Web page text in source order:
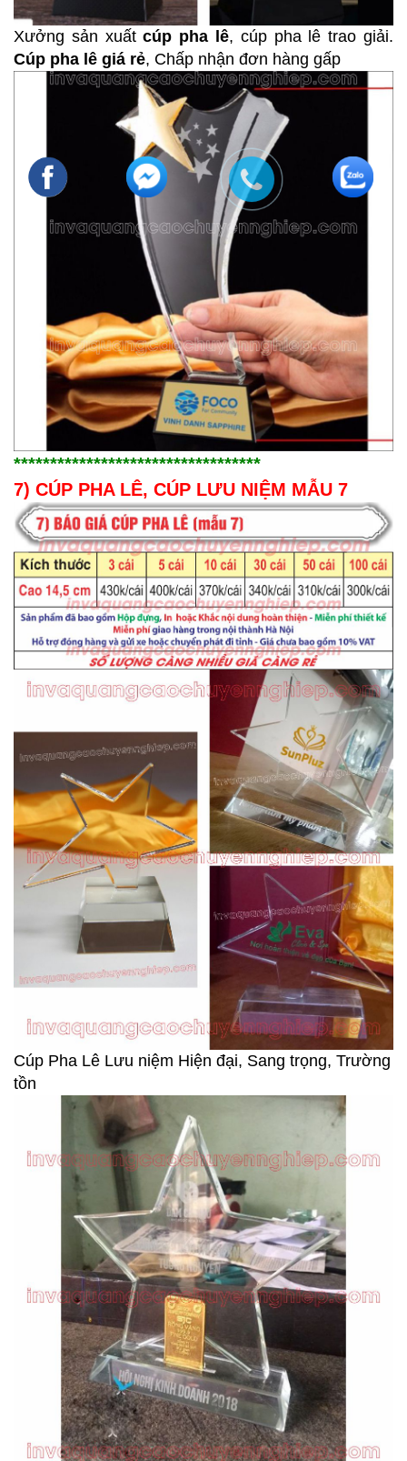
Xưởng sản xuấtcúp pha lê, cúp pha lê trao giải.
Cúp pha lê giá rẻ, Chấp nhận đơn hàng gấp
**********************************
7) CÚP PHA LÊ, CÚP LƯU NIỆM MẪU 7
Cúp Pha Lê Lưu niệm Hiện đại, Sang trọng, Trường
tồn